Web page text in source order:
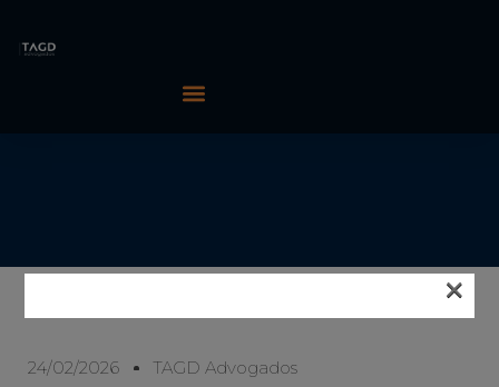
24/02/2026 TAGD Advogados
×